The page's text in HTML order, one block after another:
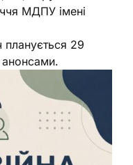
МДПУ імені
планується 29
анонсами.